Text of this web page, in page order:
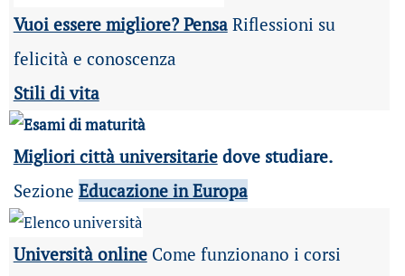
Vuoi essere migliore? PensaRiflessioni su
felicità e conoscenza
Stili di vita
Migliori città universitariedove studiare.
Sezione Educazione in Europa
Università online Come funzionano i corsi